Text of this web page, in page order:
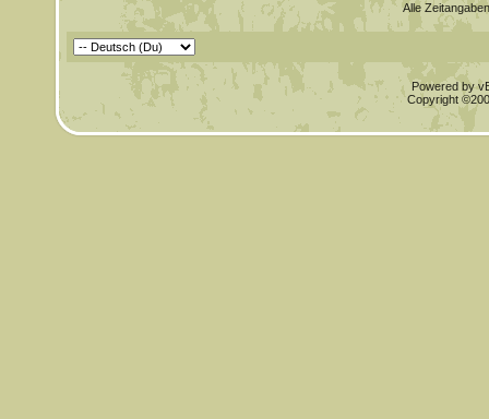
Alle
Powered by
Copyright